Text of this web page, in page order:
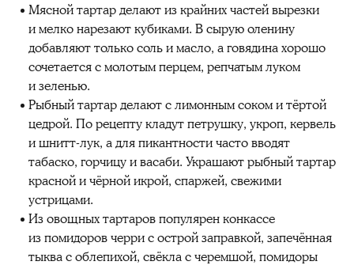
Мясной тартар делают из крайних частей вырезки
и мелко нарезают кубиками. В сырую оленину
добавляют только соль и масло, а говядина хорошо
сочетается с молотым перцем, репчатым луком
и зеленью.
Рыбный тартар делают с лимонным соком и тёртой
цедрой. По рецепту кладут петрушку, укроп, кервель
и шнитт-лук, а для пикантности часто вводят
табаско, горчицу и васаби. Украшают рыбный тартар
красной и чёрной икрой, спаржей, свежими
устрицами.
Из овощных тартаров популярен конкассе
из помидоров черри с острой заправкой, запечённая
тыква с облепихой, свёкла с черемшой, помидоры